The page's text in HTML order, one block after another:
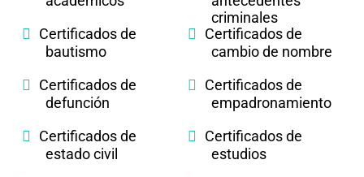
criminales
Certificados de
bautismo
Certificados de
cambio de nombre
Certificados de
defunción
Certificados de
empadronamiento
Certificados de
estado civil
Certificados de
estudios